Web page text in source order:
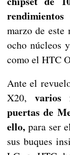
marzo de
ocho núcleos
como el HTC
Ante el
X20, varios
puertas de
ello,para ser
sus buques